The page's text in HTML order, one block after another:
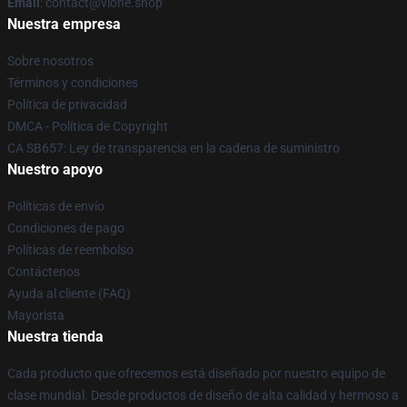
Nuestra empresa
Sobre nosotros
Términos y condiciones
Política de privacidad
DMCA - Política de Copyright
CA SB657: Ley de transparencia en la cadena de suministro
Nuestro apoyo
Políticas de envío
Condiciones de pago
Políticas de reembolso
Contáctenos
Ayuda al cliente (FAQ)
Mayorista
Nuestra tienda
Cada producto que ofrecemos está diseñado por nuestro equipo de
clase mundial. Desde productos de diseño de alta calidad y hermoso a